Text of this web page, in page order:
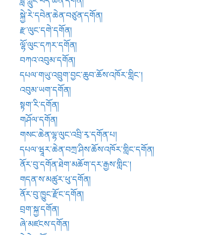
གསང་ཆེན་ལྷ་ལུང་འབྲི་རྭ་དགོན་པ།
དཔལ་ཝཱར་ཆེན་བཀྲ་ཤིས་ཆོས་འཁོར་གླིང་དགོན།
ནོར་བུ་དགོན་ཐེག་མཆོག་དར་རྒྱས་གླིང་།
གདན་ས་མཚུར་ཕུ་དགོན།
ནོར་བུ་ཁྱུང་རྫོང་དགོན།
བྲག་སྐྱ་དགོན།
ཞེ་མཛངས་དགོན།
སྐྱེ་རེ་དགོན།
དཀྲིག་བསྭོ་དགོན།
དབེན་ཆེན་དགེ་དགོན།
རི་པ་བར་མ་དགོན།
རྡོ་ཁ་དགོན།
རིགས་གསུམ་རྩེ་དགོན།
ཀེ་རོང་དགོན།
མེར་དགའ་འོད་གསལ་ཆོས་འཁོར་གླིང་།
བསྡོམ་སྤང་ནག་དགོན།